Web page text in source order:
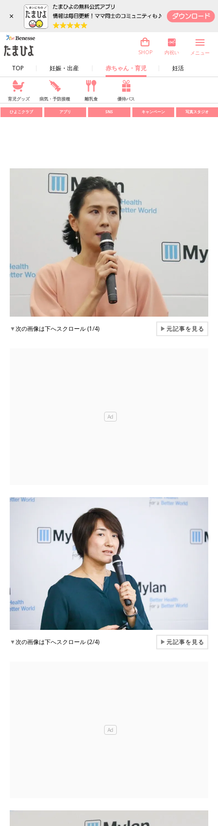
×
TOP 妊娠・出産 赤ちゃん・育児 妊活
SHOP 内祝い メニュー
育児グッズ 病気・予防接種 離乳食 優待パス
ひよこクラブ アプリ SNS キャンペーン 写真スタジオ
▼次の画像は下へスクロール (1/4) ▶元記事を見る
▼次の画像は下へスクロール (2/4) ▶元記事を見る